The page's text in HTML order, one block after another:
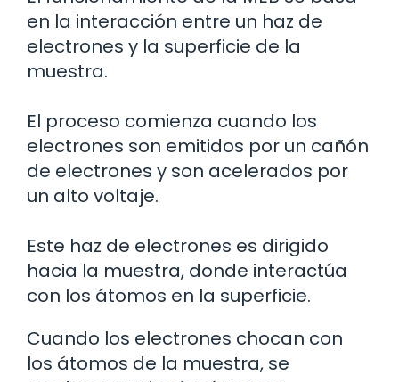
en la interacción entre un haz de
electrones y la superficie de la
muestra.
El proceso comienza cuando los
electrones son emitidos por un cañón
de electrones y son acelerados por
un alto voltaje.
Este haz de electrones es dirigido
hacia la muestra, donde interactúa
con los átomos en la superficie.
Cuando los electrones chocan con
los átomos de la muestra, se